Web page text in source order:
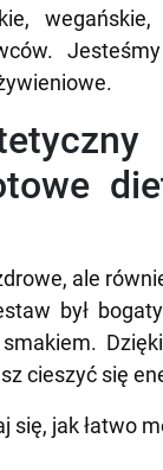
ale
był
smakiem.
cieszyć się
się, jak łatwo